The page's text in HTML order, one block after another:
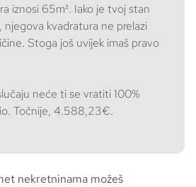
iznosi 65m². Iako je tvoj stan
kvadratura ne prelazi
Stoga još uvijek imaš pravo
neće ti se vratiti 100%
Točnije, 4.588,23€.
nekretninama možeš